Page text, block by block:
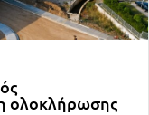
ολοκλήρωσης